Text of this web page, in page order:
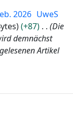
2026 UweS
+87
Die
demnächst
Artikel